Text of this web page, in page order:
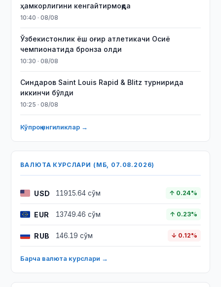
ҳамкорлигини кенгайтирмоқда
10:40 · 08/08
Ўзбекистонлик ёш оғир атлетикачи Осиё
чемпионатида бронза олди
10:30 · 08/08
Синдаров Saint Louis Rapid & Blitz турнирида
иккинчи бўлди
10:25 · 08/08
Кўпроқ янгиликлар →
ВАЛЮТА КУРСЛАРИ (МБ, 07.08.2026)
USD 11915.64 сўм ↑ 0.24%
EUR 13749.46 сўм ↑ 0.23%
RUB 146.19 сўм ↓ 0.12%
Барча валюта курслари →